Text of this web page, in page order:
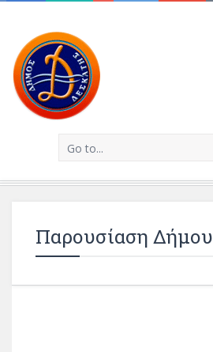
Go to...
Παρουσίαση Δήμου